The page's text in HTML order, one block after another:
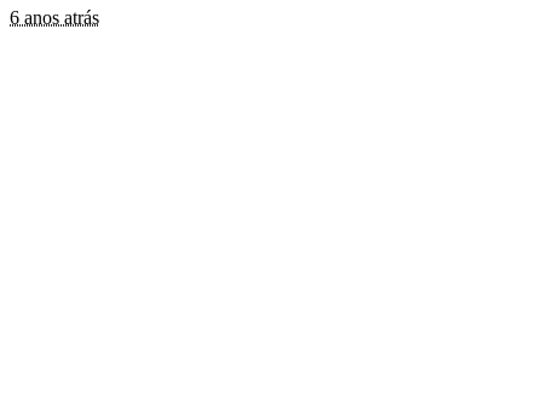
6 anos atrás